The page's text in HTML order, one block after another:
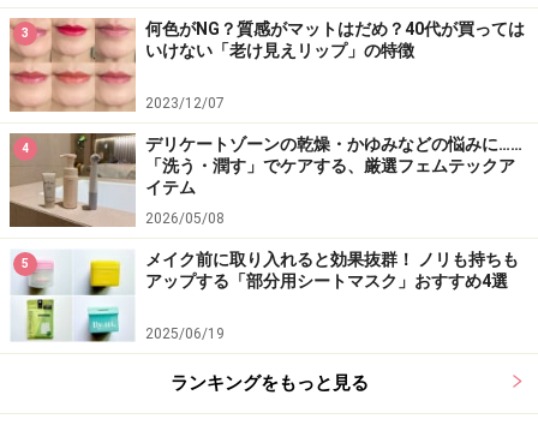
また、全ての方への有効性を保証するものではありません。
【編集部おすすめの購入サイト】
Amazonで化粧品・コスメをチェック！
楽天市場で人気のコスメをチェック！
3
何色がNG？質感がマットはだめ？40代が買っては
いけない「老け見えリップ」の特徴
2023/12/07
4
デリケートゾーンの乾燥・かゆみなどの悩みに……
「洗う・潤す」でケアする、厳選フェムテックア
イテム
2026/05/08
5
メイク前に取り入れると効果抜群！ ノリも持ちも
アップする「部分用シートマスク」おすすめ4選
2025/06/19
ランキングをもっと見る